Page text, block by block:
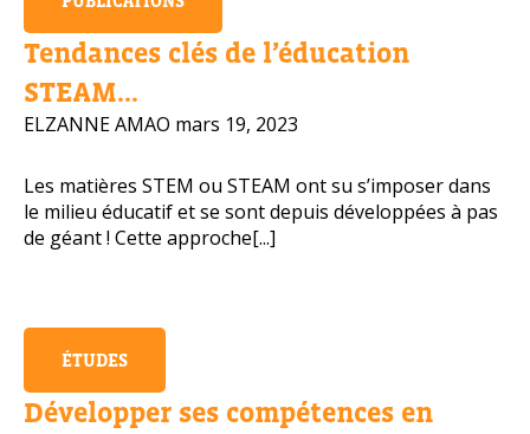
Tendances clés de l’éducation
STEAM...
ELZANNE AMAO mars 19, 2023
Les matières STEM ou STEAM ont su s’imposer dans
le milieu éducatif et se sont depuis développées à pas
de géant ! Cette approche[...]
ÉTUDES
Développer ses compétences en
Numéro de téléphone portable
OBTENIR PLUS D’INFOS